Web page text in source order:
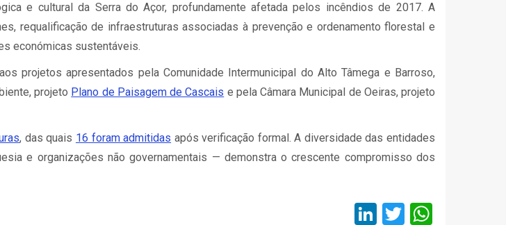
e cultural da Serra do Açor, profundamente afetada pelos incêndios de 2017. A
requalificação de infraestruturas associadas à prevenção e ordenamento florestal e
económicas sustentáveis.
projetos apresentados pela Comunidade Intermunicipal do Alto Tâmega e Barroso,
projeto Plano de Paisagem de Cascais e pela Câmara Municipal de Oeiras, projeto
, das quais 16 foram admitidas após verificação formal. A diversidade das entidades
e organizações não governamentais — demonstra o crescente compromisso dos
LinkedIn
Twitter